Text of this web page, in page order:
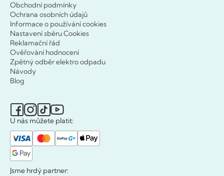
Obchodní podmínky
Ochrana osobních údajů
Informace o používání cookies
Nastavení sběru Cookies
Reklamační řád
Ověřování hodnocení
Zpětný odběr elektro odpadu
Návody
Blog
U nás můžete platit:
Jsme hrdý partner: